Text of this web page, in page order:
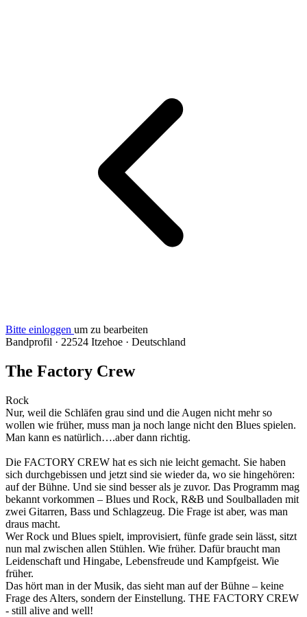
Bitte einloggen um zu bearbeiten
Bandprofil · 22524 Itzehoe · Deutschland
The Factory Crew
Rock
Nur, weil die Schläfen grau sind und die Augen nicht mehr so
wollen wie früher, muss man ja noch lange nicht den Blues spielen.
Man kann es natürlich….aber dann richtig.
Die FACTORY CREW hat es sich nie leicht gemacht. Sie haben
sich durchgebissen und jetzt sind sie wieder da, wo sie hingehören:
auf der Bühne. Und sie sind besser als je zuvor. Das Programm mag
bekannt vorkommen – Blues und Rock, R&B und Soulballaden mit
zwei Gitarren, Bass und Schlagzeug. Die Frage ist aber, was man
draus macht.
Wer Rock und Blues spielt, improvisiert, fünfe grade sein lässt, sitzt
nun mal zwischen allen Stühlen. Wie früher. Dafür braucht man
Leidenschaft und Hingabe, Lebensfreude und Kampfgeist. Wie
früher.
Das hört man in der Musik, das sieht man auf der Bühne – keine
Frage des Alters, sondern der Einstellung. THE FACTORY CREW
- still alive and well!